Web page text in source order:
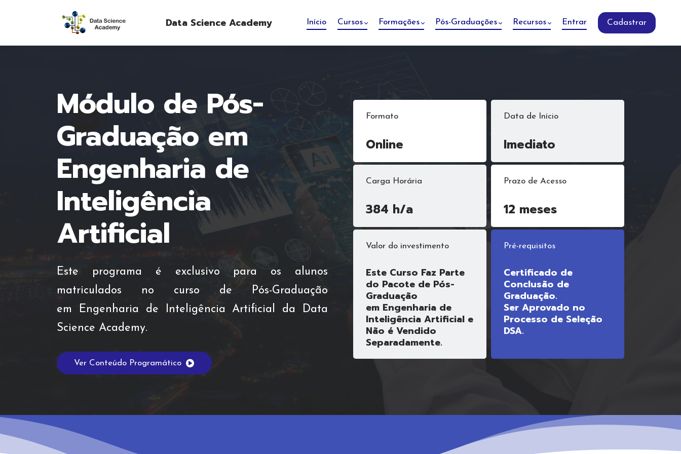
Data Science Academy Início Cursos Formações Pós-Graduações Recursos Entrar Cadastrar
Módulo de Pós-
Graduação em
Engenharia de
Inteligência
Artificial
Este programa é exclusivo para os alunos
matriculados no curso de Pós-Graduação
em Engenharia de Inteligência Artificial da Data
Science Academy.
Ver Conteúdo Programático
Formato
Online
Data de Início
Imediato
Carga Horária
384 h/a
Prazo de Acesso
12 meses
Valor do investimento
Este Curso Faz Parte
do Pacote de Pós-
Graduação
em Engenharia de
Inteligência Artificial e
Não é Vendido
Separadamente.
Pré-requisitos
Certificado de
Conclusão de
Graduação.
Ser Aprovado no
Processo de Seleção
DSA.